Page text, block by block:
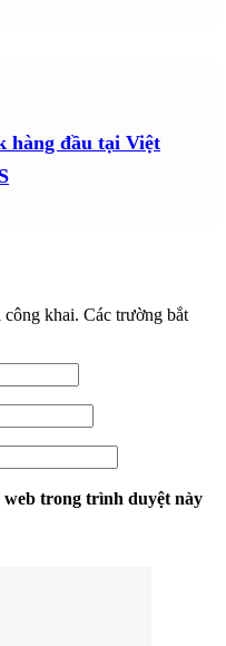
hàng đầu tại Việt
công khai. Các trường bắt
trong trình duyệt này